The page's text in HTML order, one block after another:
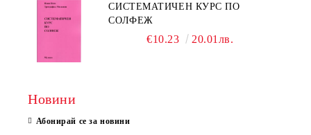
СИСТЕМАТИЧЕН КУРС ПО
СОЛФЕЖ
€10.23 20.01лв.
Новини
Абонирай се за новини